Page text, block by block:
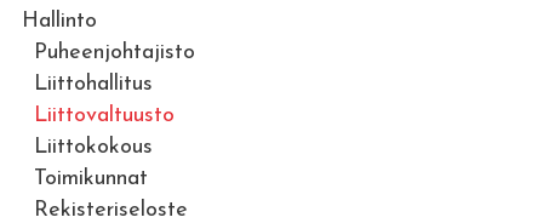
Hallinto
Puheenjohtajisto
Liittohallitus
Liittovaltuusto
Liittokokous
Toimikunnat
Rekisteriseloste